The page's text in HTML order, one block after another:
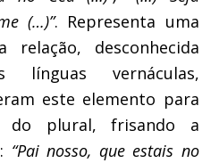
(…)”. Representa uma
desconhecida
línguas vernáculas,
este elemento para
do plural, frisando a
“Pai nosso, que estais no